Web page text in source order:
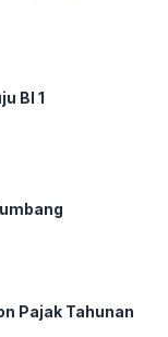
BI 1
Pajak Tahunan